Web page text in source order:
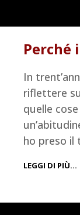
Perché
In
riflettere
quelle
ho preso il
LEGGI DI PIÙ…